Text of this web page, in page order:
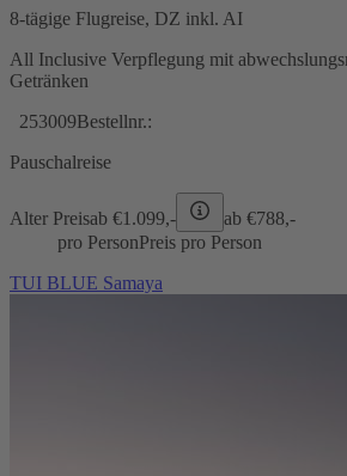
8-tägige Flugreise, DZ inkl. AI
All Inclusive Verpflegung mit
Getränken
253009Bestellnr.:
Pauschalreise
Alter Preisab €1.099,- ab €788,-
pro PersonPreis pro Person
TUI BLUE Samaya